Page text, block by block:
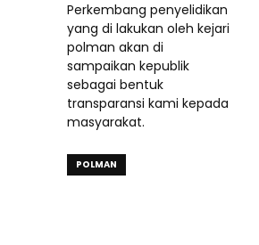
Perkembang penyelidikan
yang di lakukan oleh kejari
polman akan di
sampaikan kepublik
sebagai bentuk
transparansi kami kepada
masyarakat.
POLMAN